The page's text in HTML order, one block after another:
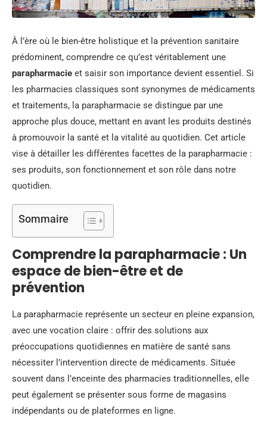
À l’ère où le bien-être holistique et la prévention sanitaire
prédominent, comprendre ce qu’est véritablement une
parapharmacie et saisir son importance devient essentiel. Si
les pharmacies classiques sont synonymes de médicaments
et traitements, la parapharmacie se distingue par une
approche plus douce, mettant en avant les produits destinés
à promouvoir la santé et la vitalité au quotidien. Cet article
vise à détailler les différentes facettes de la parapharmacie :
ses produits, son fonctionnement et son rôle dans notre
quotidien.
Sommaire
Comprendre la parapharmacie : Un
espace de bien-être et de
prévention
La parapharmacie représente un secteur en pleine expansion,
avec une vocation claire : offrir des solutions aux
préoccupations quotidiennes en matière de santé sans
nécessiter l’intervention directe de médicaments. Située
souvent dans l’enceinte des pharmacies traditionnelles, elle
peut également se présenter sous forme de magasins
indépendants ou de plateformes en ligne.